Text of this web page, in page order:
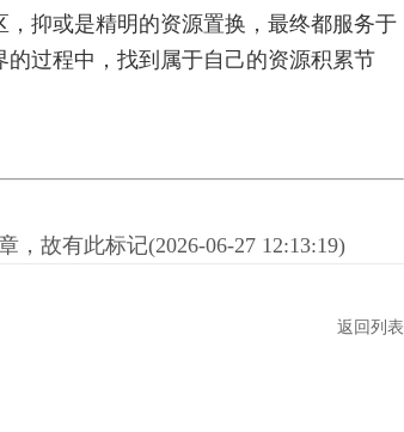
抑或是精明的资源置换，最终都服务于
过程中，找到属于自己的资源积累节
，故有此标记(2026-06-27 12:13:19)
返回列表